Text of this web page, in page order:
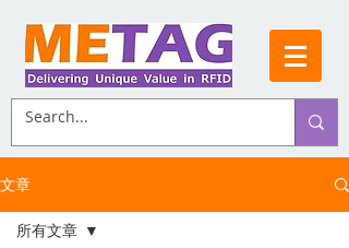
文章
所有文章